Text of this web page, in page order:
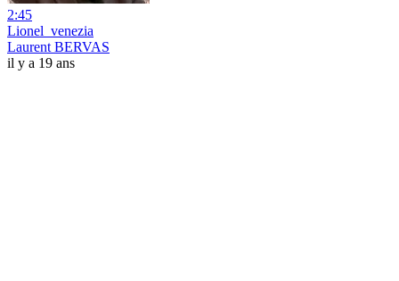
2:45
Lionel_venezia
Laurent BERVAS
il y a 19 ans